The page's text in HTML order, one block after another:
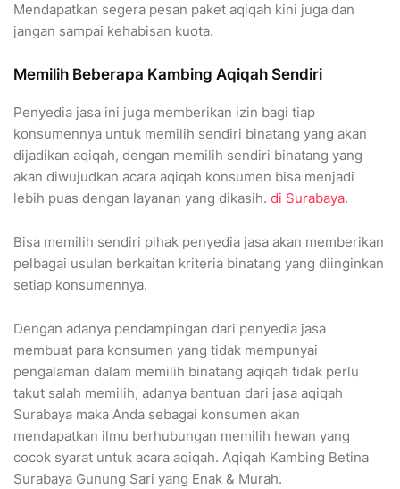
Mendapatkan segera pesan paket aqiqah kini juga dan
jangan sampai kehabisan kuota.
Memilih Beberapa Kambing Aqiqah Sendiri
Penyedia jasa ini juga memberikan izin bagi tiap
konsumennya untuk memilih sendiri binatang yang akan
dijadikan aqiqah, dengan memilih sendiri binatang yang
akan diwujudkan acara aqiqah konsumen bisa menjadi
lebih puas dengan layanan yang dikasih. di Surabaya.
Bisa memilih sendiri pihak penyedia jasa akan memberikan
pelbagai usulan berkaitan kriteria binatang yang diinginkan
setiap konsumennya.
Dengan adanya pendampingan dari penyedia jasa
membuat para konsumen yang tidak mempunyai
pengalaman dalam memilih binatang aqiqah tidak perlu
takut salah memilih, adanya bantuan dari jasa aqiqah
Surabaya maka Anda sebagai konsumen akan
mendapatkan ilmu berhubungan memilih hewan yang
cocok syarat untuk acara aqiqah. Aqiqah Kambing Betina
Surabaya Gunung Sari yang Enak & Murah.